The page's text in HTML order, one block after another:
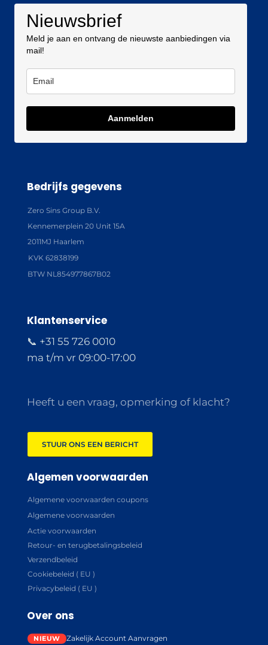
Nieuwsbrief
Meld je aan en ontvang de nieuwste aanbiedingen via
mail!
Aanmelden
Bedrijfs gegevens
Zero Sins Group B.V.
Kennemerplein 20 Unit 15A
2011MJ Haarlem
KVK 62838199
BTW NL854977867B02
Klantenservice
📞 +31 55 726 0010
ma t/m vr 09:00-17:00
Heeft u een vraag, opmerking of klacht?
STUUR ONS EEN BERICHT
Algemen voorwaarden
Algemene voorwaarden coupons
Algemene voorwaarden
Actie voorwaarden
Retour- en terugbetalingsbeleid
Verzendbeleid
Cookiebeleid ( EU )
Privacybeleid ( EU )
Over ons
Zakelijk Account Aanvragen